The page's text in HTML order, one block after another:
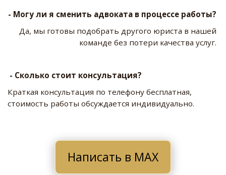
- Могу ли я сменить адвоката в процессе работы?
Да, мы готовы подобрать другого юриста в нашей
команде без потери качества услуг.
- Сколько стоит консультация?
Краткая консультация по телефону бесплатная,
стоимость работы обсуждается индивидуально.
Написать в MAX